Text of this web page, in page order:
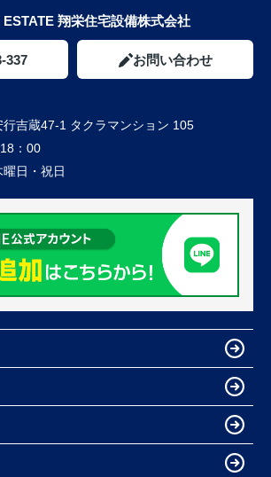
ESTATE 翔栄住宅設備株式会社
337 お問い合わせ
吉蔵47-1 タクラマンション 105
：00
日・祝日